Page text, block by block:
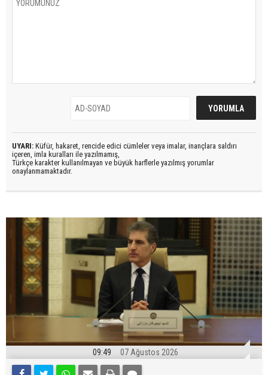
UYARI: Küfür, hakaret, rencide edici cümleler veya imalar, inançlara saldırı
içeren, imla kuralları ile yazılmamış,
Türkçe karakter kullanılmayan ve büyük harflerle yazılmış yorumlar
onaylanmamaktadır.
09:49 07 Ağustos 2026